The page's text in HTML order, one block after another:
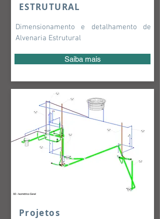
ESTRUTURAL
Dimensionamento e detalhamento de
Alvenaria Estrutural
Saiba mais
Projetos